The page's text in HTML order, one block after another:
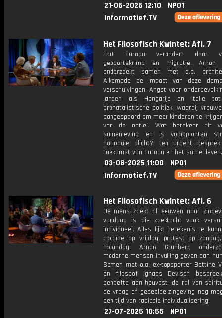
21-06-2026 12:10
NPO1
Informatief.TV
Het Filosofisch Kwintet: Afl. 7
Fort Europa verandert door
geboortekrimp en migratie. Arnon
onderzoekt samen met o.a.
Alkemade de impact van deze
verschuivingen. Angst voor
landen als Hongarije en Italië
pronatalistische politiek, waarbij
aangespoord om meer kinderen te
van de natie'. Wat betekent dit
samenleving en is voortplanten
nationale plicht? Een urgent
toekomst van Europa en het samenleven.
03-08-2025 11:00
NPO1
Informatief.TV
Het Filosofisch Kwintet: Afl. 6
De mens zoekt al eeuwen naar
vandaag is die zoektocht vaak
individueel. Alles lijkt betekenis te
cocaïne op vrijdag, protest op
maandag. Arnon Grunberg
moderne mensen invulling geven aan
Samen met o.a. ex-topsporter Bettine
en filosoof Ignaas Devisch
behoefte aan houvast, de rol van
de vraag of gedeelde zingeving nog
een tijd van radicale individualisering.
27-07-2025 10:55
NPO1